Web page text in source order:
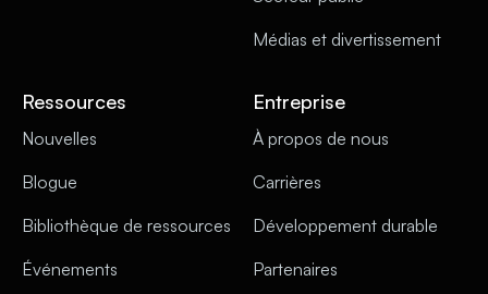
Médias et divertissement
Ressources
Nouvelles
Blogue
Bibliothèque de ressources
Événements
Entreprise
À propos de nous
Carrières
Développement durable
Partenaires